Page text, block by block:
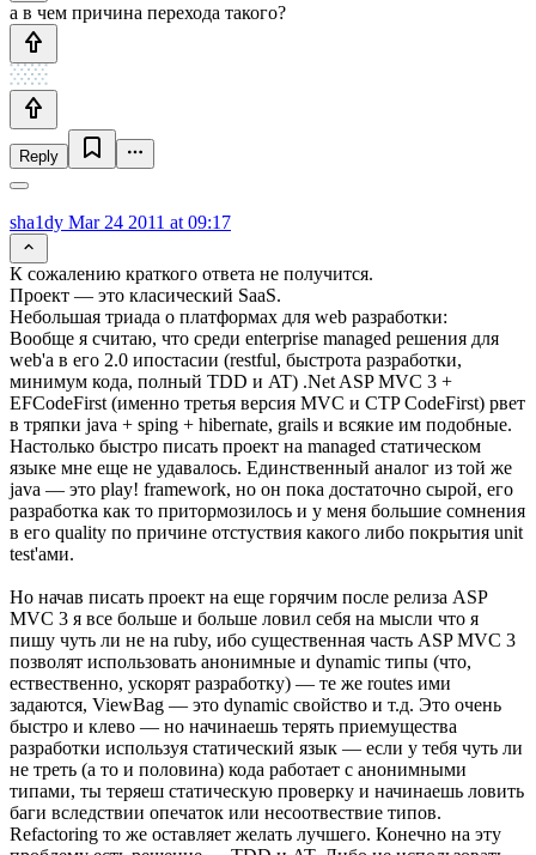
а в чем причина перехода такого?
Reply
sha1dy Mar 24 2011 at 09:17
К сожалению краткого ответа не получится.
Проект — это класический SaaS.
Небольшая триада о платформах для web разработки:
Вообще я считаю, что среди enterprise managed решения для
web'а в его 2.0 ипостасии (restful, быстрота разработки,
минимум кода, полный TDD и AT) .Net ASP MVC 3 +
EFCodeFirst (именно третья версия MVC и CTP CodeFirst) рвет
в тряпки java + sping + hibernate, grails и всякие им подобные.
Настолько быстро писать проект на managed статическом
языке мне еще не удавалось. Единственный аналог из той же
java — это play! framework, но он пока достаточно сырой, его
разработка как то притормозилось и у меня большие сомнения
в его quality по причине отстуствия какого либо покрытия unit
test'ами.
Но начав писать проект на еще горячим после релиза ASP
MVC 3 я все больше и больше ловил себя на мысли что я
пишу чуть ли не на ruby, ибо существенная часть ASP MVC 3
позволят использовать анонимные и dynamic типы (что,
ествественно, ускорят разработку) — те же routes ими
задаются, ViewBag — это dynamic свойство и т.д. Это очень
быстро и клево — но начинаешь терять приемущества
разработки используя статический язык — если у тебя чуть ли
не треть (а то и половина) кода работает с анонимными
типами, ты теряеш статическую проверку и начинаешь ловить
баги вследствии опечаток или несоотвествие типов.
Refactoring то же оставляет желать лучшего. Конечно на эту